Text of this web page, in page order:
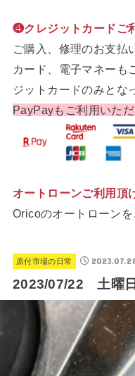
❹クレジットカードご
ご購入、修理のお支払
カード、電子マネーも
ジットカードのみとな
PayPayもご利用いただ
オートローンご利用頂
Oricoのオートローンを
原付市場の日常
2023/07/22 土曜